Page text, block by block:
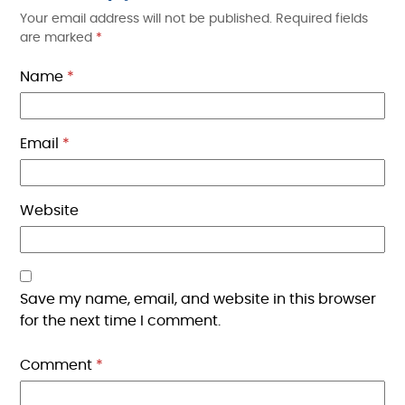
Your email address will not be published.
Required fields
are marked *
Name *
Email *
Website
Save my name, email, and website in this browser
for the next time I comment.
Comment *